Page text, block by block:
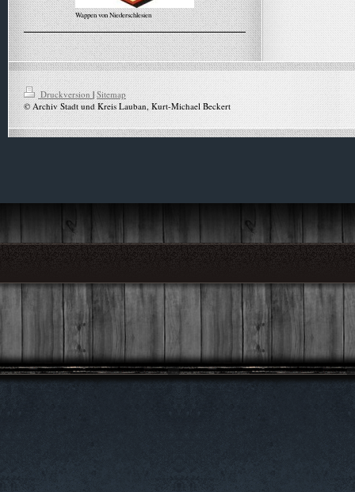
Wappen von Niederschlesien
Alle Meldungen
Druckversion| Sitemap
© Archiv Stadt und Kreis Lauban, Kurt-Michael Beckert